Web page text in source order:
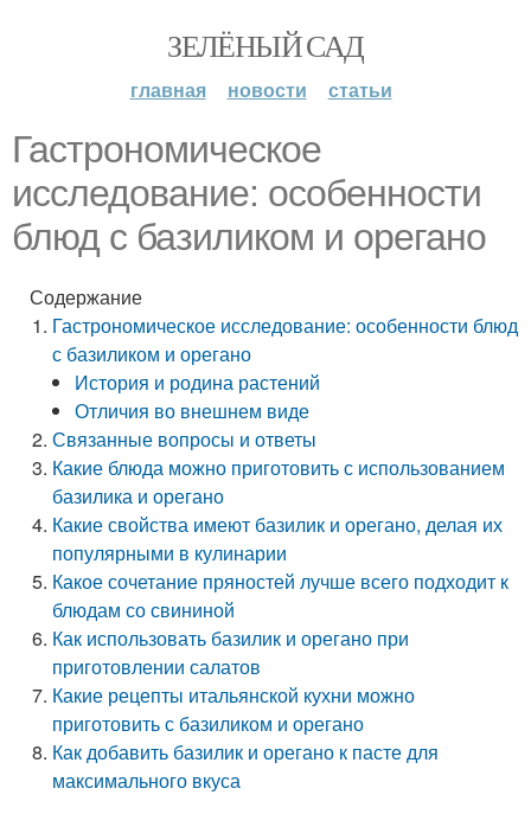
ЗЕЛЁНЫЙ САД
главная новости статьи
Гастрономическое
исследование: особенности
блюд с базиликом и орегано
Содержание
Гастрономическое исследование: особенности блюд
с базиликом и орегано
История и родина растений
Отличия во внешнем виде
Связанные вопросы и ответы
Какие блюда можно приготовить с использованием
базилика и орегано
Какие свойства имеют базилик и орегано, делая их
популярными в кулинарии
Какое сочетание пряностей лучше всего подходит к
блюдам со свининой
Как использовать базилик и орегано при
приготовлении салатов
Какие рецепты итальянской кухни можно
приготовить с базиликом и орегано
Как добавить базилик и орегано к пасте для
максимального вкуса